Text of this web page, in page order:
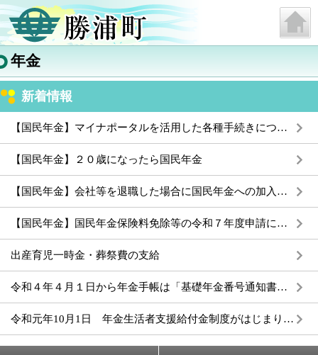
年金
新着情報
【国民年金】マイナポータルを活用した各種手続きについて
【国民年金】２０歳になったら国民年金
【国民年金】会社等を退職した場合に国民年金への加入手続きが必要になります
【国民年金】国民年金保険料免除等の令和７年度申請について
出産育児一時金・葬祭費の支給
令和４年４月１日から年金手帳は「基礎年金番号通知書」に変わります
令和元年10月1日 年金生活者支援給付金制度がはじまります